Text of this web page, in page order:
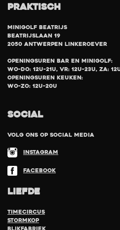
Praktisch
Minigolf Beatrijs
Beatrijslaan 19
2050 Antwerpen Linkeroever
Openingsuren bar en minigolf:
Wo-Do: 12u-21u, Vr: 12u-23u, Za:
Openingsuren keuken:
Wo-Zo: 12u-20u
SOCIAL
Volg ons op social media
Instagram
Facebook
LIEFDE
TimeCircus
Stormkop